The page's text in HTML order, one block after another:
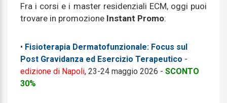
Fra i corsi e i master residenziali ECM, oggi puoi
trovare in promozione Instant Promo:
• Fisioterapia Dermatofunzionale: Focus sul
Post Gravidanza ed Esercizio Terapeutico -
edizione di Napoli, 23-24 maggio 2026 - SCONTO
30%